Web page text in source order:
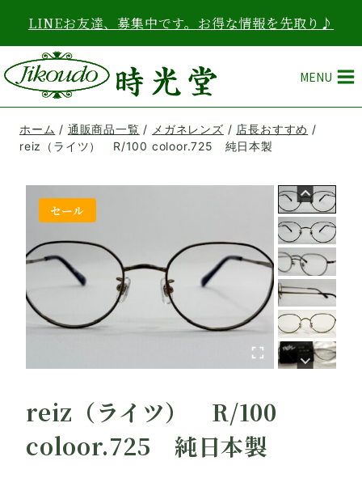
を
ス
キ
ッ
LINEお友達、募集中です。お得な情報を先取り♪
MENU
ホーム / 通販商品一覧 / メガネレンズ / 店長おすすめ /
reiz（ライツ） R/100 coloor.725 純日本製
セール
reiz（ライツ） R/100
coloor.725 純日本製